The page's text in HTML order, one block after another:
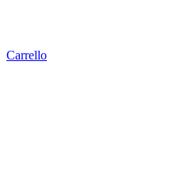
Carrello